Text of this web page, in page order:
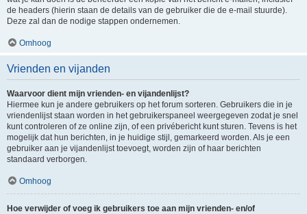
de headers (hierin staan de details van de gebruiker die de e-mail stuurde).
Deze zal dan de nodige stappen ondernemen.
Omhoog
Vrienden en vijanden
Waarvoor dient mijn vrienden- en vijandenlijst?
Hiermee kun je andere gebruikers op het forum sorteren. Gebruikers die in je
vriendenlijst staan worden in het gebruikerspaneel weergegeven zodat je snel
kunt controleren of ze online zijn, of een privébericht kunt sturen. Tevens is het
mogelijk dat hun berichten, in je huidige stijl, gemarkeerd worden. Als je een
gebruiker aan je vijandenlijst toevoegt, worden zijn of haar berichten
standaard verborgen.
Omhoog
Hoe verwijder of voeg ik gebruikers toe aan mijn vrienden- en/of